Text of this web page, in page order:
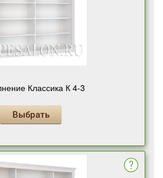
Классика К 4-3
Выбрать